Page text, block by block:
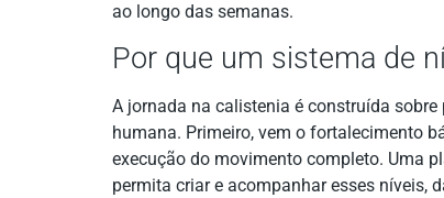
ao longo das semanas.
Por que um sistema de
A jornada na calistenia é construída
humana. Primeiro, vem o fortalecimento
execução do movimento completo. Uma
permita criar e acompanhar esses níveis,